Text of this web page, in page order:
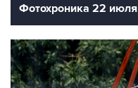
Фотохроника 22 июля